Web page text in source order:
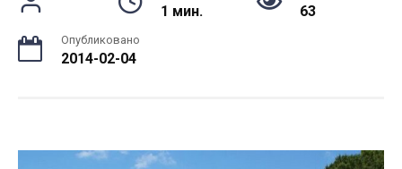
1 мин. 63
Опубликовано
2014-02-04